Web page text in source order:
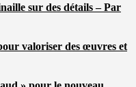
sur des détails – Par
valoriser des œuvres et